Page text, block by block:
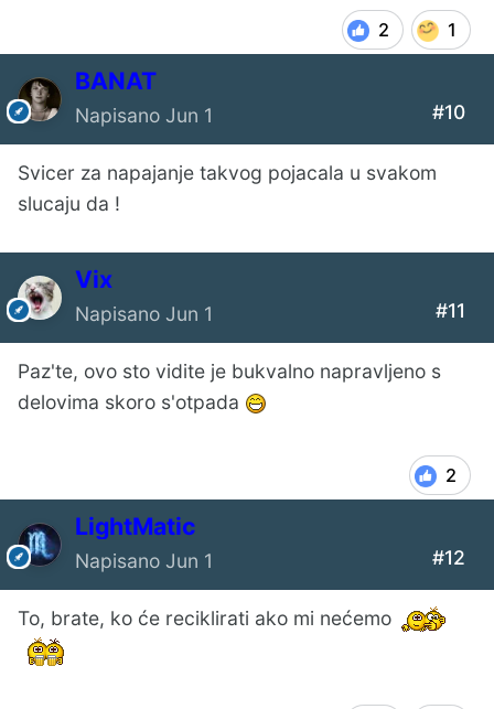
2 1
BANAT
Napisano Jun 1 #10
Svicer za napajanje takvog pojacala u svakom
slucaju da !
Vix
Napisano Jun 1 #11
Paz'te, ovo sto vidite je bukvalno napravljeno s
delovima skoro s'otpada
2
LightMatic
Napisano Jun 1 #12
To, brate, ko će reciklirati ako mi nećemo